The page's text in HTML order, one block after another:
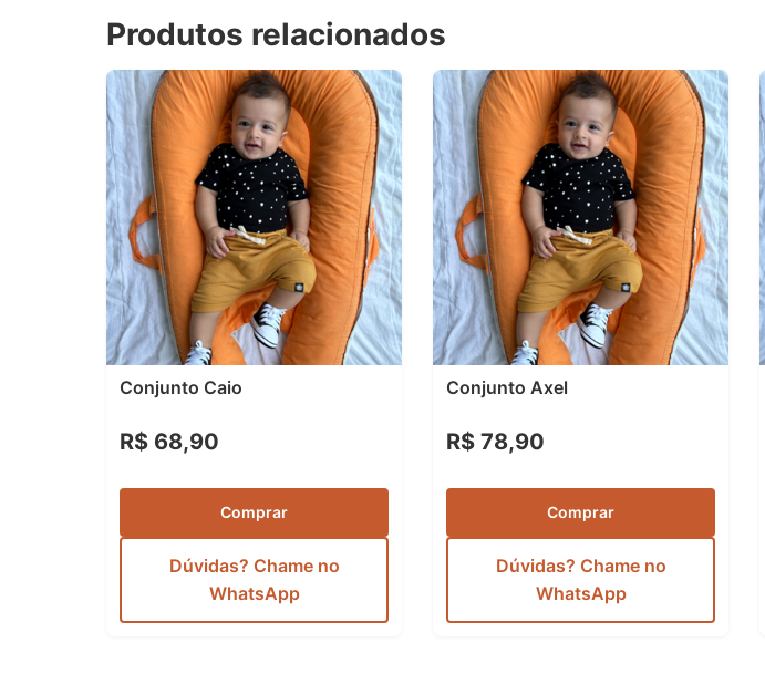
Produtos relacionados
Conjunto Caio
R$ 68,90
Comprar
Dúvidas? Chame no
WhatsApp
Conjunto Axel
R$ 78,90
Comprar
Dúvidas? Chame no
WhatsApp